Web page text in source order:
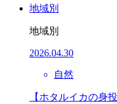
地域別
地域別
2026.04.30
自然
【ホタルイカの身